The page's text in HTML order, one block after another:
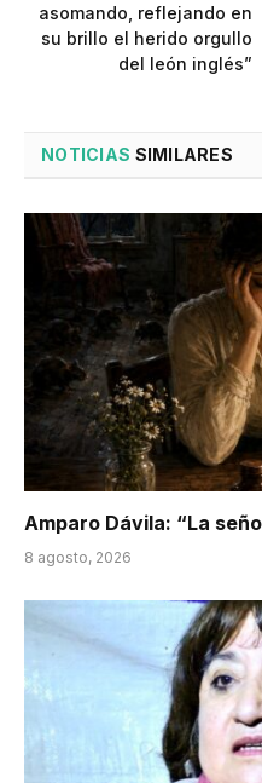
asomando, reflejando en
su brillo el herido orgullo
del león inglés”
NOTICIAS SIMILARES
Amparo Dávila: “La
8 agosto, 2026